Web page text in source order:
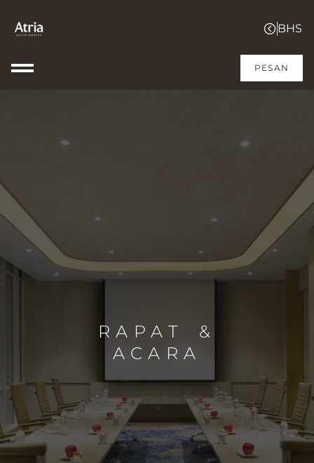
PESAN
RAPAT &
ACARA